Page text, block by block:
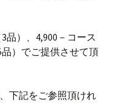
品）、4,900－コース
品）でご提供させて頂
下記をご参照頂けれ